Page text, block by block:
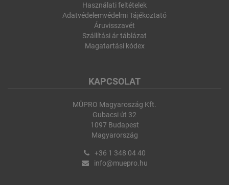
Használati feltételek
Adatvédelemvédelmi Tájékoztató
Áruvisszavét
Szállítási ár táblázat
Magatartási kódex
KAPCSOLAT
MÜPRO Magyaroszág Kft.
Gubacsi út 32
1097 Budapest
Magyarország
+36 1 348 04 40
info@muepro.hu